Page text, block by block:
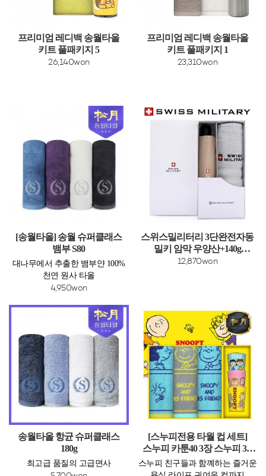
프리미엄 레디백 송월타올
키트 풀패키지 5
26,140won
프리미엄 레디백 송월타올
키트 풀패키지 1
23,310won
[송월타올] 송월 슈퍼클래스
뱀부 S80
대나무에서 추출한 뱀부얀 100%
천연 원사 타올
4,950won
스위스밀리터리 3단완전자동
밀키 암막 우양산+140g
면사타올 세트
12,870won
송월타올 항균 슈퍼클래스
180g
최고급 품질의 고급면사
[스누피전용 타월 컵 세트]
스누피 카툰40 3장 스누피 3P
컵 세트
스누피 친구들과 함꼐하는 즐거운